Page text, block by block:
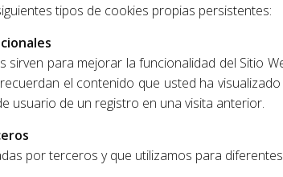
tipos de cookies propias persistentes:
sirven para mejorar la funcionalidad del Sitio
el contenido que usted ha
usuario de un registro en una visita anterior.
por terceros y que utilizamos para